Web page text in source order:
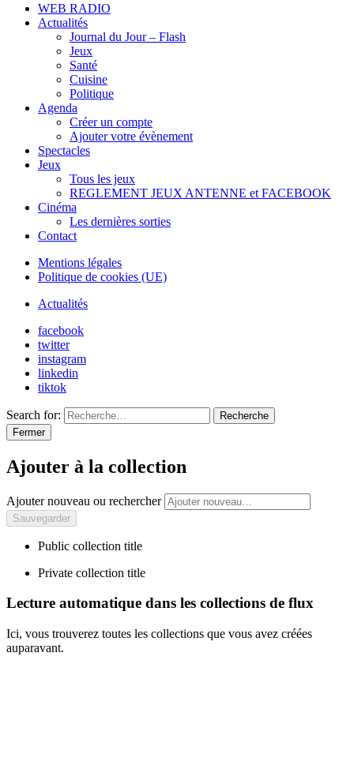
WEB RADIO
Actualités
Journal du Jour – Flash
Jeux
Santé
Cuisine
Politique
Agenda
Créer un compte
Ajouter votre évènement
Spectacles
Jeux
Tous les jeux
REGLEMENT JEUX ANTENNE et FACEBOOK
Cinéma
Les dernières sorties
Contact
Mentions légales
Politique de cookies (UE)
Actualités
facebook
twitter
instagram
linkedin
tiktok
Search for:
Recherche
Fermer
Ajouter à la collection
Ajouter nouveau ou rechercher
Public collection title
Private collection title
Lecture automatique dans les collections de flux
Ici, vous trouverez toutes les collections que vous avez créées
auparavant.